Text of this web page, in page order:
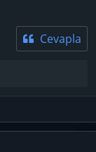
Cevapla